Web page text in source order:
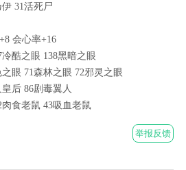
31活死尸
会心率+16
酷之眼 138黑暗之眼
眼 71森林之眼 72邪灵之眼
后 86剧毒翼人
食老鼠 43吸血老鼠
举报反馈